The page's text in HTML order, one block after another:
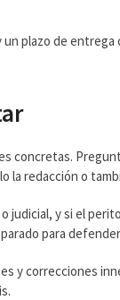
plazo de entrega
concretas.
la redacción o
y si el
para
y correcciones